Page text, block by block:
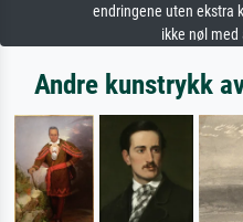
endringene uten ekstra
ikke nøl
Andre kunstrykk